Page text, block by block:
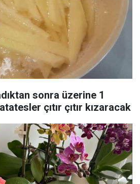
sonra üzerine 1
çıtır çıtır kızaracak